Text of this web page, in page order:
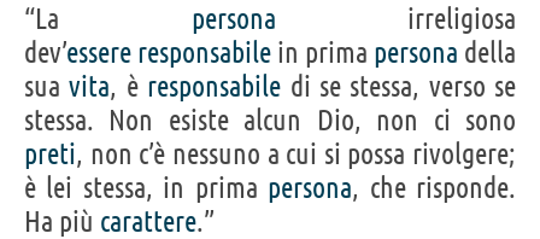
“La persona irreligiosa
dev’essere responsabile in prima persona della
suavita, è responsabile di se stessa, verso se
stessa. Non esiste alcun Dio, non ci sono
preti, non c’è nessuno a cui si possa rivolgere;
è lei stessa, in prima persona, che risponde.
Ha più carattere.”